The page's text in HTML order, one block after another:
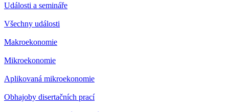
Události a semináře
Všechny události
Makroekonomie
Mikroekonomie
Aplikovaná mikroekonomie
Obhajoby disertačních prací